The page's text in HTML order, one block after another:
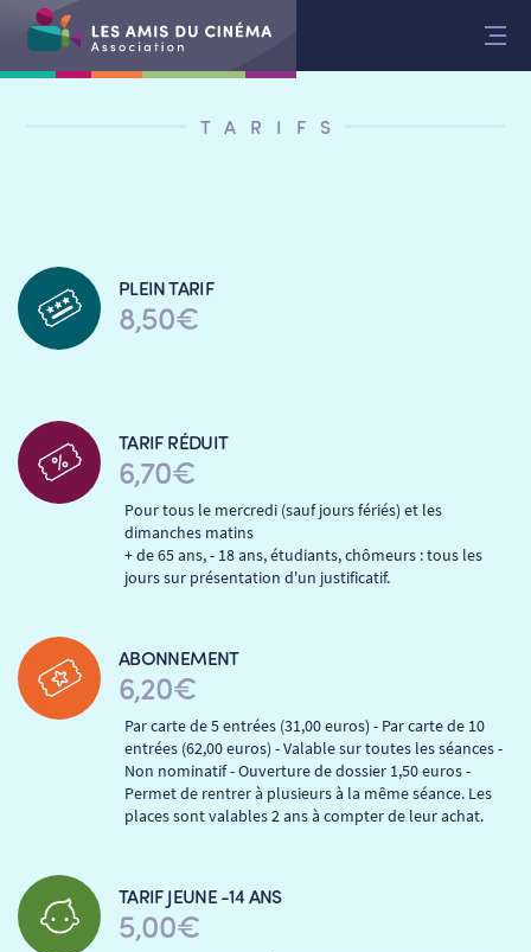
RETOUR
SÉANCES SPÉCIALES
THÉ CINÉ
RETOUR
LA SÉLECTION DES AMIS DU CINÉMA & LES FILMS
D’ACTUALITÉS
RETOUR
TARIFS
PLEIN TARIF
8,50€
TARIF RÉDUIT
6,70€
Pour tous le mercredi (sauf jours fériés) et les
dimanches matins
+ de 65 ans, - 18 ans, étudiants, chômeurs : tous les
jours sur présentation d'un justificatif.
ABONNEMENT
6,20€
Par carte de 5 entrées (31,00 euros) - Par carte de 10
entrées (62,00 euros) - Valable sur toutes les séances -
Non nominatif - Ouverture de dossier 1,50 euros -
Permet de rentrer à plusieurs à la même séance. Les
places sont valables 2 ans à compter de leur achat.
TARIF JEUNE -14 ANS
5,00€